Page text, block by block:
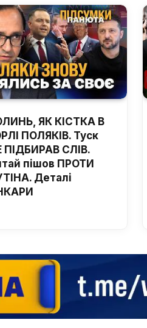
ЯК КІСТКА В
ПОЛЯКІВ. Туск
ПІДБИРАВ СЛІВ.
пішов ПРОТИ
Деталі